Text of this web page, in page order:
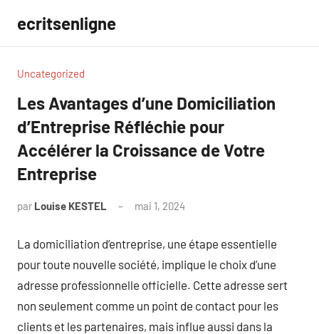
contenu
ecritsenligne
Uncategorized
Les Avantages d’une Domiciliation
d’Entreprise Réfléchie pour
Accélérer la Croissance de Votre
Entreprise
par Louise KESTEL mai 1, 2024
La domiciliation d’entreprise, une étape essentielle
pour toute nouvelle société, implique le choix d’une
adresse professionnelle officielle. Cette adresse sert
non seulement comme un point de contact pour les
clients et les partenaires, mais influe aussi dans la